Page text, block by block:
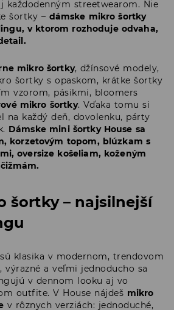
streetwearom. Nie
šortky – dámske mikro šortky
v ktorom rozhoduje odvaha,
mikro šortky, džínsové modely,
šortky s opaskom, krátke šortky
vzorom, pásikmi, bloomers
mikro šortky. Vďaka tomu si
na každý deň, dovolenku, párty
Dámske mini šortky House sa
korzetovým topom, blúzkam s
oversize košeliam, koženým
šortky – najsilnejší
klasika v modernom, trendovom
výrazné a veľmi jednoducho sa
v dennom looku aj vo
outfite. V House nájdeš mikro
v rôznych verziách: jednoduché,